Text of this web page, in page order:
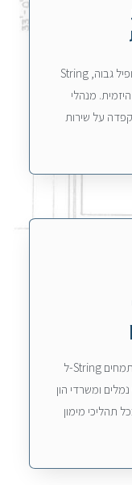
String מקפידה על העסקת מנהלי מכירות בפרופיל גבוה,
מנהלי
על שירות
ל-String ניסיון רב בעבודה בצמוד ל-בנקאים המתמחים
ומשרדי הון
תהליכי מימון